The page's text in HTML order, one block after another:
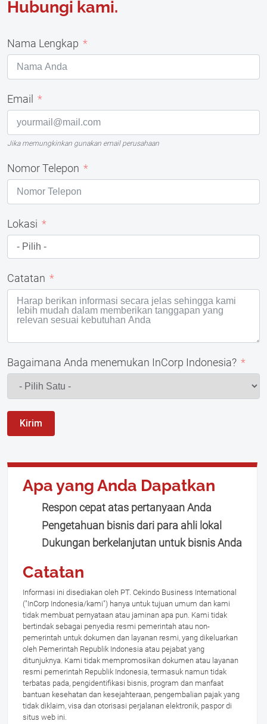
Hubungi kami.
Nama Lengkap
Email
Jika memungkinkan gunakan email perusahaan
Nomor Telepon
Lokasi
Catatan
Bagaimana Anda menemukan InCorp Indonesia?
Kirim
Apa yang Anda Dapatkan
Respon cepat atas pertanyaan Anda
Pengetahuan bisnis dari para ahli lokal
Dukungan berkelanjutan untuk bisnis Anda
Catatan
Informasi ini disediakan oleh PT. Cekindo Business International
("InCorp Indonesia/kami") hanya untuk tujuan umum dan kami
tidak membuat pernyataan atau jaminan apa pun. Kami tidak
bertindak sebagai penyedia resmi pemerintah atau non-
pemerintah untuk dokumen dan layanan resmi, yang dikeluarkan
oleh Pemerintah Republik Indonesia atau pejabat yang
ditunjuknya. Kami tidak mempromosikan dokumen atau layanan
resmi pemerintah Republik Indonesia, termasuk namun tidak
terbatas pada, pengidentifikasi bisnis, program dan manfaat
bantuan kesehatan dan kesejahteraan, pengembalian pajak yang
tidak diklaim, visa dan otorisasi perjalanan elektronik, paspor di
situs web ini.